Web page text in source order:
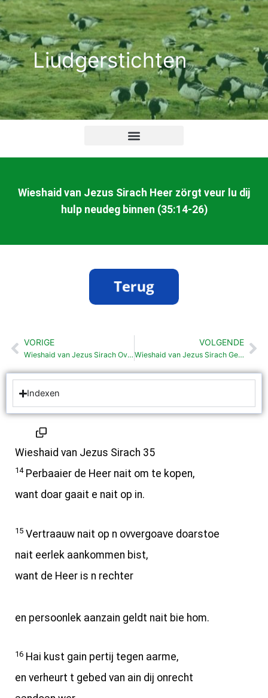
Ga
naar
de
inhoudLiudgerstichten
Wieshaid van Jezus Sirach Heer zörgt veur lu dij
hulp neudeg binnen (35:14-26)
Vorige
VORIGE
Wieshaid van Jezus Sirach Ovvern (34:21-35:13)
VOLGENDE
Wieshaid van Jezus Sirach Gebed om meedlieden veur Israël (36:1-19)
Indexen
Wieshaid van Jezus Sirach 35
14Perbaaier de Heer nait om te kopen,
want doar gaait e nait op in.
15 Vertraauw nait op n ovvergoave doarstoe
nait eerlek aankommen bist,
want de Heer is n rechter
en persoonlek aanzain geldt nait bie hom.
16 Hai kust gain pertij tegen aarme,
en verheurt t gebed van ain dij onrecht